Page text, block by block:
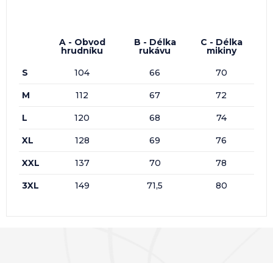
A - Obvod
hrudníku
B - Délka
rukávu
C - Délka
mikiny
S
104 66 70
M 112 67 72
L 120 68 74
XL 128 69 76
XXL 137 70 78
3XL 149 71,5 80